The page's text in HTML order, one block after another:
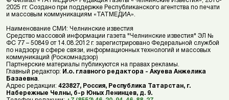
2025 гг. Создано при поддержке Республиканского агентства по печати
и массовым коммуникациям «ТАТМЕДИА».
Наименование СМИ: Челнинские известия
Средство массовой информации газета "Челнинские известия" ЭЛ №
ФС 77 – 50849 от 14.08.2012 г. зарегистрировано Федеральной службой
по надзору в сфере связи, информационных технологий и массовых
коммуникаций (Роскомнадзор)
Партнерские материалы публикуются на правах рекламы.
Главный редактор: И.о. главного редактора - Акуева Анжелика
Базаевна
Адрес редакции: 423827, Россия, Республика Татарстан, г.
Набережные Челны, б-р Юных Ленинцев, д. 9.